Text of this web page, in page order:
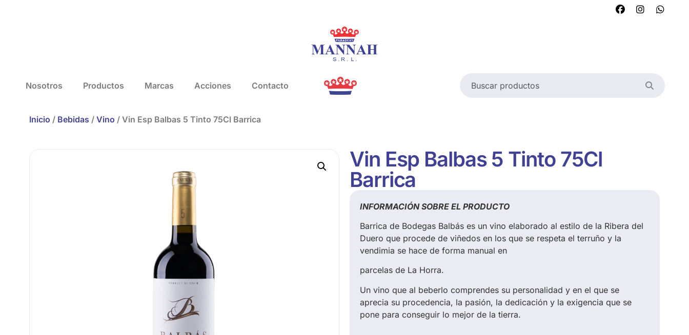
Nosotros Productos Marcas Acciones Contacto
Inicio / Bebidas / Vino / Vin Esp Balbas 5 Tinto 75Cl Barrica
Vin Esp Balbas 5 Tinto 75Cl
Barrica
INFORMACIÓN SOBRE EL PRODUCTO
Barrica de Bodegas Balbás es un vino elaborado al estilo de la Ribera del
Duero que procede de viñedos en los que se respeta el terruño y la
vendimia se hace de forma manual en
parcelas de La Horra.
Un vino que al beberlo comprendes su personalidad y en el que se
aprecia su procedencia, la pasión, la dedicación y la exigencia que se
pone para conseguir lo mejor de la tierra.